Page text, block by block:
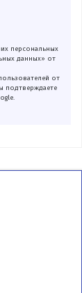
персональных
данных» от
от
подтверждаете